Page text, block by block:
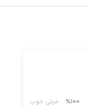
٪100 خیلی خوب